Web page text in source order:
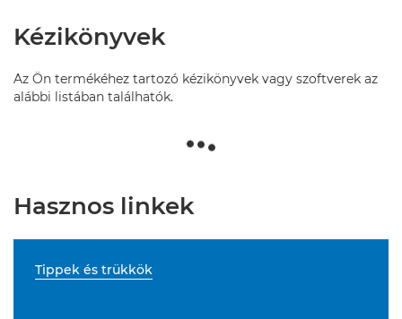
Kézikönyvek
Az Ön termékéhez tartozó kézikönyvek vagy szoftverek az
alábbi listában találhatók.
Hasznos linkek
Tippek és trükkök